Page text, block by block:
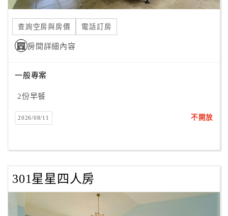
合
作
提
案
店
作
商
合
作
查詢空房與房價 電話訂房
房間詳細內容
一般專案
2份早餐
2026/08/11 不開放
301星星四人房